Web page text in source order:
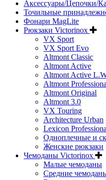
Аксессуары/Цепочки/
Точильные
Фонари MagLite
Рюкзаки Victorinox
VX Sport
VX Sport Evo
Altmont Classic
Altmont Active
Altmont Active
Altmont
Altmont Original
Altmont 3.0
VX Touring
Architecture Urban
Lexicon
Одноплечные и
Женские рюкзаки
Чемоданы Victorinox
Малые чемоданы
Средние